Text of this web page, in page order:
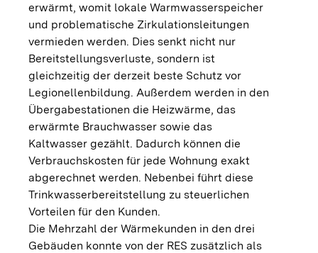
erwärmt, womit lokale Warmwasserspeicher
und problematische Zirkulationsleitungen
vermieden werden. Dies senkt nicht nur
Bereitstellungsverluste, sondern ist
gleichzeitig der derzeit beste Schutz vor
Legionellenbildung. Außerdem werden in den
Übergabestationen die Heizwärme, das
erwärmte Brauchwasser sowie das
Kaltwasser gezählt. Dadurch können die
Verbrauchskosten für jede Wohnung exakt
abgerechnet werden. Nebenbei führt diese
Trinkwasserbereitstellung zu steuerlichen
Vorteilen für den Kunden.
Die Mehrzahl der Wärmekunden in den drei
Gebäuden konnte von der RES zusätzlich als